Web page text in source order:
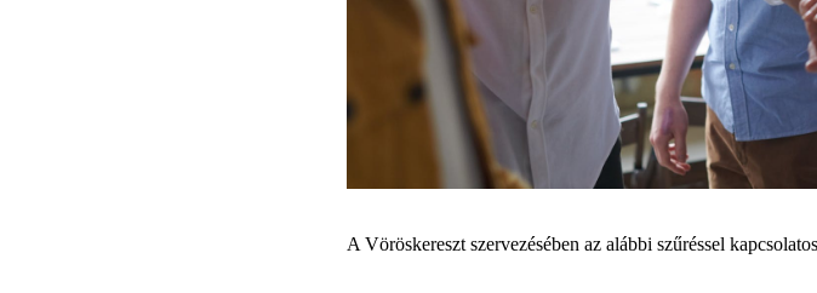
A Vöröskereszt szervezésében az alábbi szűréssel